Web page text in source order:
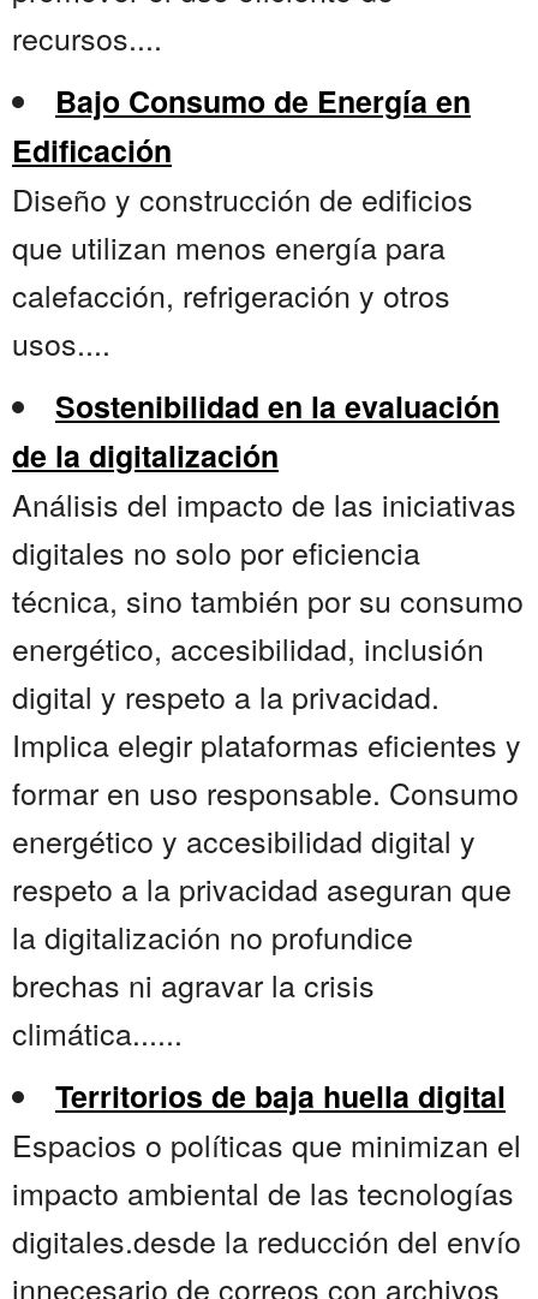
recursos....
Bajo Consumo de Energía en
Edificación
Diseño y construcción de edificios
que utilizan menos energía para
calefacción, refrigeración y otros
usos....
Sostenibilidad en la evaluación
de la digitalización
Análisis del impacto de las iniciativas
digitales no solo por eficiencia
técnica, sino también por su consumo
energético, accesibilidad, inclusión
digital y respeto a la privacidad.
Implica elegir plataformas eficientes y
formar en uso responsable. Consumo
energético y accesibilidad digital y
respeto a la privacidad aseguran que
la digitalización no profundice
brechas ni agravar la crisis
climática......
Territorios de baja huella digital
Espacios o políticas que minimizan el
impacto ambiental de las tecnologías
digitales.desde la reducción del envío
innecesario de correos con archivos